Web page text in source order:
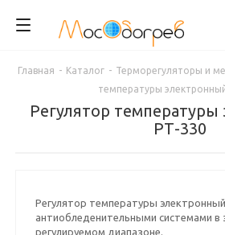
Главная - Каталог - Терморегуляторы и
температуры
Регулятор
РТ-330
Регулятор температуры
антиобледенительными системами в
регулируемом диапазоне.